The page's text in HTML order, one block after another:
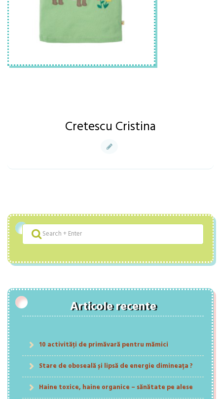
Cretescu Cristina
Articole recente
10 activități de primăvară pentru mămici
Stare de oboseală și lipsă de energie dimineața ?
Haine toxice, haine organice – sănătate pe alese